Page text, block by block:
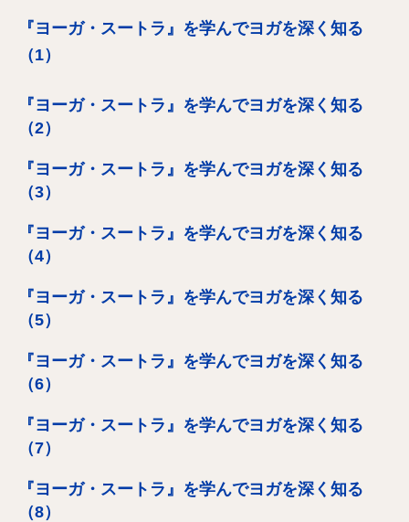
『ヨーガ・スートラ』を学んでヨガを深く知る
（1）
『ヨーガ・スートラ』を学んでヨガを深く知る
（2）
『ヨーガ・スートラ』を学んでヨガを深く知る
（3）
『ヨーガ・スートラ』を学んでヨガを深く知る
（4）
『ヨーガ・スートラ』を学んでヨガを深く知る
（5）
『ヨーガ・スートラ』を学んでヨガを深く知る
（6）
『ヨーガ・スートラ』を学んでヨガを深く知る
（7）
『ヨーガ・スートラ』を学んでヨガを深く知る
（8）